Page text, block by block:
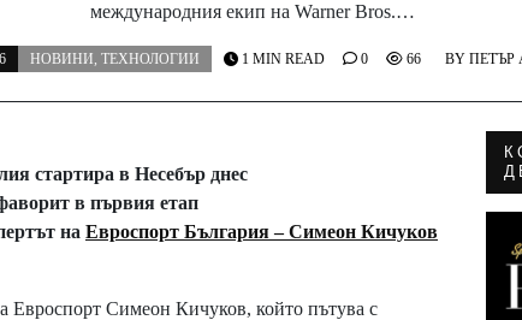
международния екип на Warner Bros.…
НОВИНИ, ТЕХНОЛОГИИ BY ПЕТЪР
1 MIN READ 0 66
стартира в Несебър днес
в първия етап
на Евроспорт България – Симеон Кичуков
Евроспорт Симеон Кичуков, който пътува с